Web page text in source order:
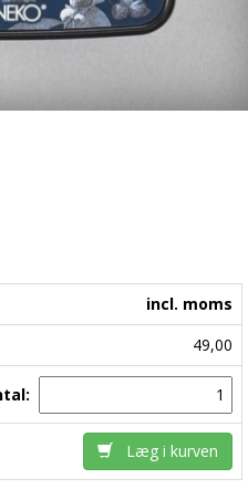
incl. moms
49,00
Læg i kurven